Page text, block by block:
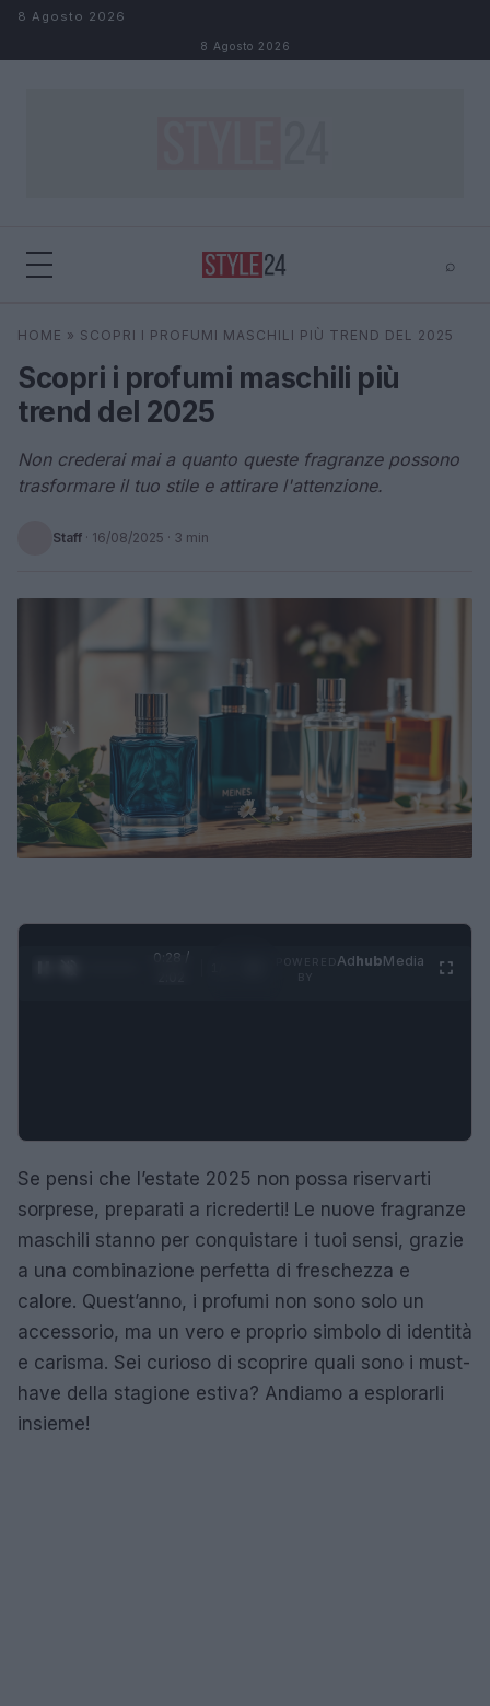
Salta al contenuto
8 Agosto 2026
8 Agosto 2026
⌕
Cerca ⌕ ×
HOME » SCOPRI I PROFUMI MASCHILI PIÙ TREND DEL 2025
Scopri i profumi maschili più
trend del 2025
Non crederai mai a quanto queste fragranze possono
trasformare il tuo stile e attirare l'attenzione.
Staff · 16/08/2025 · 3 min
0:29 /
AdhubMedia
Se pensi che l’estate 2025 non possa riservarti
sorprese, preparati a ricrederti! Le nuove fragranze
maschili stanno per conquistare i tuoi sensi, grazie
a una combinazione perfetta di freschezza e
calore. Quest’anno, i profumi non sono solo un
accessorio, ma un vero e proprio simbolo di identità
e carisma. Sei curioso di scoprire quali sono i must-
have della stagione estiva? Andiamo a esplorarli
insieme!